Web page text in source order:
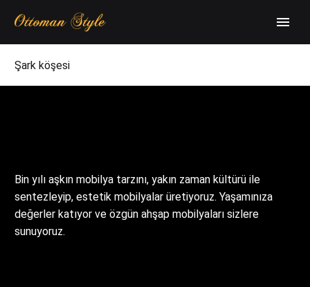
Şark köşesi
Bin yılı aşkın mobilya tarzını, yakın zaman kültürü ile
sentezleyip, estetik mobilyalar üretiyoruz. Yaşamınıza
değerler katıyor ve özgün ahşap mobilyaları sizlere
sunuyoruz.